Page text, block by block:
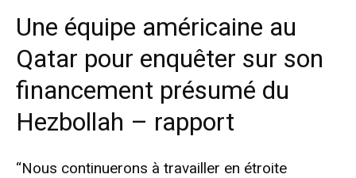
Une équipe américaine au
Qatar pour enquêter sur son
financement présumé du
Hezbollah – rapport
“Nous continuerons à travailler en étroite